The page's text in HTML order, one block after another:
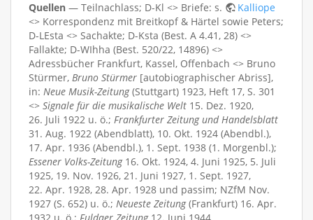
Quellen — Teilnachlass; D-Kl <> Briefe: s.
Kalliope
<> Korrespondenz mit Breitkopf & Härtel sowie Peters;
D-LEsta <> Sachakte; D-Ksta (Best. A 4.41, 28) <>
Fallakte; D-WIhha (Best. 520/22, 14896) <>
Adressbücher Frankfurt, Kassel, Offenbach <> Bruno
Stürmer, Bruno Stürmer [autobiographischer Abriss],
in: Neue Musik-Zeitung(Stuttgart) 1923, Heft 17, S. 301
<> Signale für die musikalische Welt 15. Dez. 1920,
26. Juli 1922 u. ö.; Frankfurter Zeitung und Handelsblatt
31. Aug. 1922 (Abendblatt), 10. Okt. 1924 (Abendbl.),
17. Apr. 1936 (Abendbl.), 1. Sept. 1938 (1. Morgenbl.);
Essener Volks-Zeitung16. Okt. 1924, 4. Juni 1925, 5. Juli
1925, 19. Nov. 1926, 21. Juni 1927, 1. Sept. 1927,
22. Apr. 1928, 28. Apr. 1928 und passim; NZfM Nov.
1927 (S. 652) u. ö.; Neueste Zeitung(Frankfurt) 16. Apr.